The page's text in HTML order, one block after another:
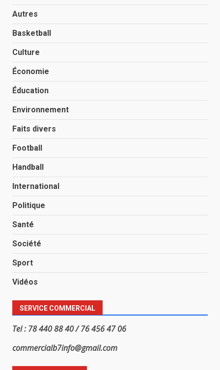
Autres
Basketball
Culture
Économie
Éducation
Environnement
Faits divers
Football
Handball
International
Politique
Santé
Société
Sport
Vidéos
SERVICE COMMERCIAL
Tel : 78 440 88 40 / 76 456 47 06
commercialb7info@gmail.com